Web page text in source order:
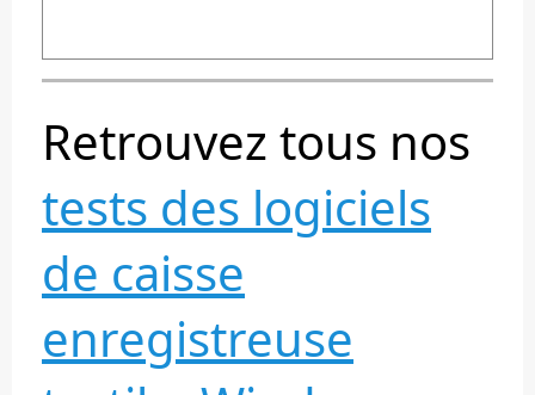
Retrouvez tous nos
tests des logiciels
de caisse
enregistreuse